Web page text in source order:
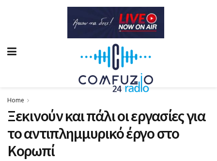
Home
Ξεκινούν και πάλι οι εργασίες για
το αντιπλημμυρικό έργο στο
Κορωπί